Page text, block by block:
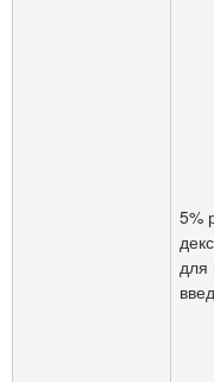
5%
для